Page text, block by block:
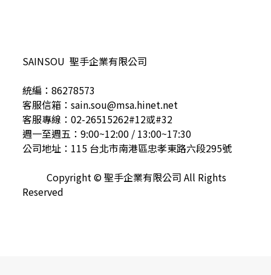
SAINSOU 聖手企業有限公司
統編：86278573
客服信箱：sain.sou@msa.hinet.net
客服專線：02-26515262#12或#32
週一至週五：9:00~12:00 / 13:00~17:30
公司地址：115 台北市南港區忠孝東路六段295號
Copyright © 聖手企業有限公司 All Rights
Reserved